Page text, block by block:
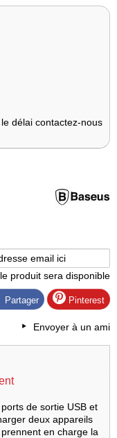
délai contactez-nous
produit sera disponible
Partager Pinterest
Envoyer à un ami
de sortie USB et
deux appareils
en charge la